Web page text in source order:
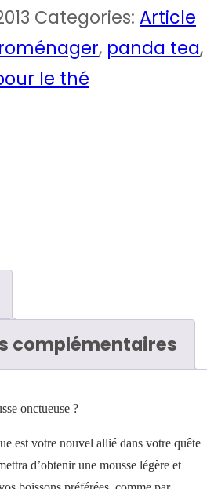
Categories: Article
, panda tea,
le thé
complémentaires
onctueuse ?
est votre nouvel allié dans votre quête
d’obtenir une mousse légère et